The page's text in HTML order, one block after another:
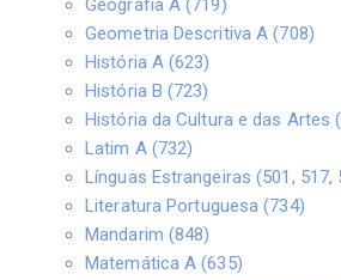
Geografia A (719)
Geometria Descritiva A (708)
História A (623)
História B (723)
História da Cultura e das Artes
Latim A (732)
Línguas Estrangeiras (501, 517,
Literatura Portuguesa (734)
Mandarim (848)
Matemática A (635)